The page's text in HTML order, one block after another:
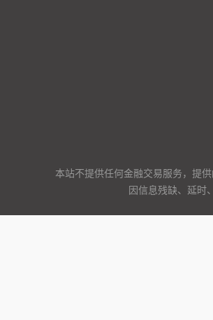
本站不提供任何金融交易服务，提
因信息残缺、延时